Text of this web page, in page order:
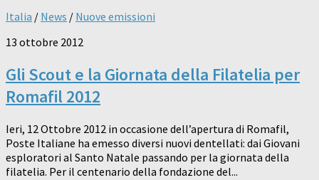
Italia / News / Nuove emissioni
13 ottobre 2012
Gli Scout e la Giornata della Filatelia per
Romafil 2012
Ieri, 12 Ottobre 2012 in occasione dell’apertura di Romafil,
Poste Italiane ha emesso diversi nuovi dentellati: dai Giovani
esploratori al Santo Natale passando per la giornata della
filatelia. Per il centenario della fondazione del...